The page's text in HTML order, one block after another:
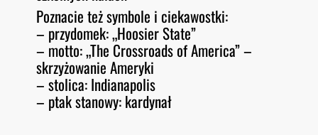
Poznacie też symbole i ciekawostki:
– przydomek: „Hoosier State”
– motto: „The Crossroads of America” –
skrzyżowanie Ameryki
– stolica: Indianapolis
– ptak stanowy: kardynał